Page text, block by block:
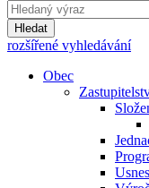
Hledat
rozšířené vyhledávání
Obec